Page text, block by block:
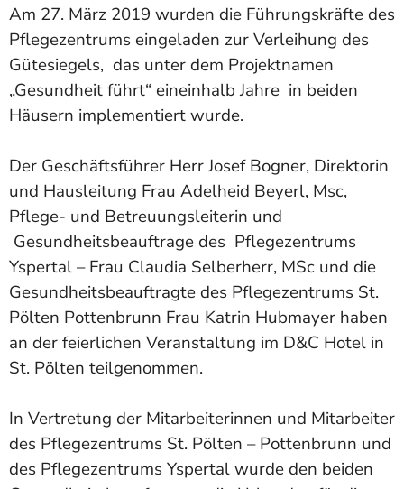
Am 27. März 2019 wurden die Führungskräfte des
Pflegezentrums eingeladen zur Verleihung des
Gütesiegels, das unter dem Projektnamen
„Gesundheit führt“ eineinhalb Jahre in beiden
Häusern implementiert wurde.
Der Geschäftsführer Herr Josef Bogner, Direktorin
und Hausleitung Frau Adelheid Beyerl, Msc,
Pflege- und Betreuungsleiterin und
Gesundheitsbeauftrage des Pflegezentrums
Yspertal – Frau Claudia Selberherr, MSc und die
Gesundheitsbeauftragte des Pflegezentrums St.
Pölten Pottenbrunn Frau Katrin Hubmayer haben
an der feierlichen Veranstaltung im D&C Hotel in
St. Pölten teilgenommen.
In Vertretung der Mitarbeiterinnen und Mitarbeiter
des Pflegezentrums St. Pölten – Pottenbrunn und
des Pflegezentrums Yspertal wurde den beiden